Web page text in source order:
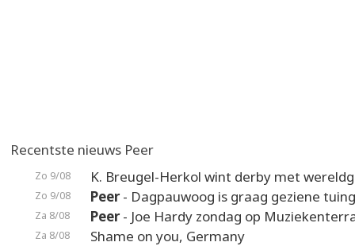
Recentste nieuws Peer
Zo 9/08 K. Breugel-Herkol wint derby met
Zo 9/08 Peer- Dagpauwoog is graag geziene
Za 8/08 Peer- Joe Hardy zondag op
Za 8/08 Shame on you, Germany